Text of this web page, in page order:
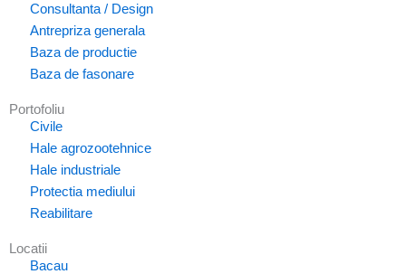
Consultanta / Design
Antrepriza generala
Baza de productie
Baza de fasonare
Portofoliu
Civile
Hale agrozootehnice
Hale industriale
Protectia mediului
Reabilitare
Locatii
Bacau